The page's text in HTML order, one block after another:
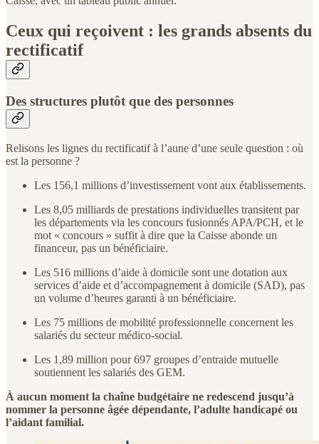
Ceux qui reçoivent : les grands absents du
rectificatif
Des structures plutôt que des personnes
Relisons les lignes du rectificatif à l’aune d’une seule question : où
est la personne ?
Les 156,1 millions d’investissement vont aux établissements.
Les 8,05 milliards de prestations individuelles transitent par
les départements via les concours fusionnés APA/PCH, et le
mot « concours » suffit à dire que la Caisse abonde un
financeur, pas un bénéficiaire.
Les 516 millions d’aide à domicile sont une dotation aux
services d’aide et d’accompagnement à domicile (SAD), pas
un volume d’heures garanti à un bénéficiaire.
Les 75 millions de mobilité professionnelle concernent les
salariés du secteur médico-social.
Les 1,89 million pour 697 groupes d’entraide mutuelle
soutiennent les salariés des GEM.
À aucun moment la chaîne budgétaire ne redescend jusqu’à
nommer la personne âgée dépendante, l’adulte handicapé ou
l’aidant familial.